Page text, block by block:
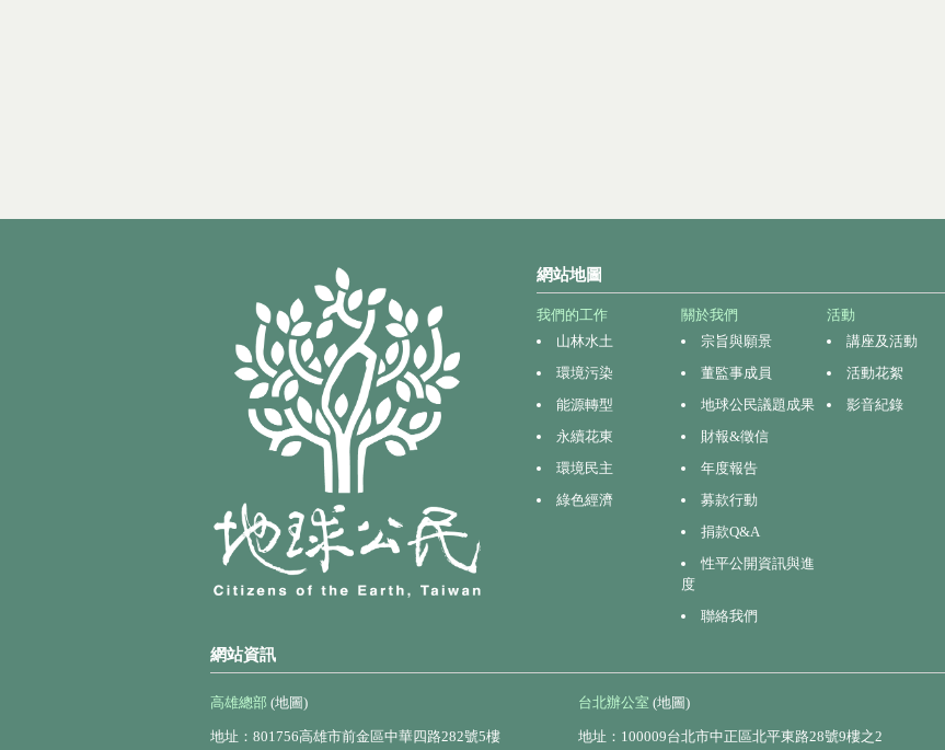
網站地圖
我們的工作
山林水土
環境污染
能源轉型
永續花東
環境民主
綠色經濟
關於我們
宗旨與願景
董監事成員
地球公民議題成果
財報&徵信
年度報告
募款行動
捐款Q&A
性平公開資訊與進
度
聯絡我們
活動
講座及活動
活動花絮
影音紀錄
網站資訊
高雄總部 (地圖)
地址：801756高雄市前金區中華四路282號5樓
台北辦公室 (地圖)
地址：100009台北市中正區北平東路28號9樓之2